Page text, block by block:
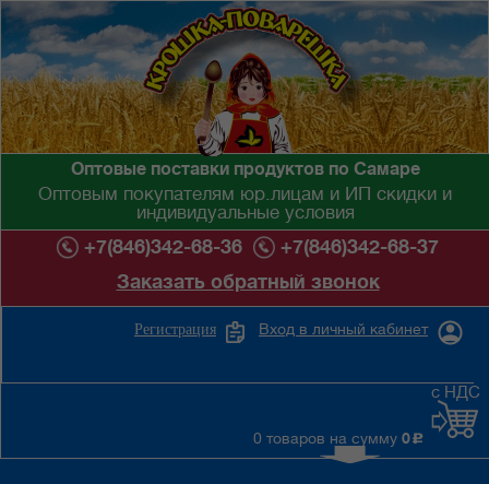
Оптовые поставки продуктов по Самаре
Оптовым покупателям юр.лицам и ИП скидки и
индивидуальные условия
+7(846)342-68-36
+7(846)342-68-37
Заказать обратный звонок
Вход в личный кабинет
Регистрация
0 товаров на сумму 0 c
с НДС